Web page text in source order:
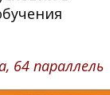
64 параллель